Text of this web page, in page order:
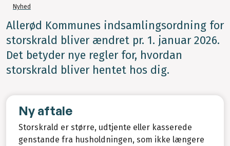
Nyhed
Allerød Kommunes indsamlingsordning for
storskrald bliver ændret pr. 1. januar 2026.
Det betyder nye regler for, hvordan
storskrald bliver hentet hos dig.
Ny aftale
Storskrald er større, udtjente eller kasserede
genstande fra husholdningen, som ikke længere